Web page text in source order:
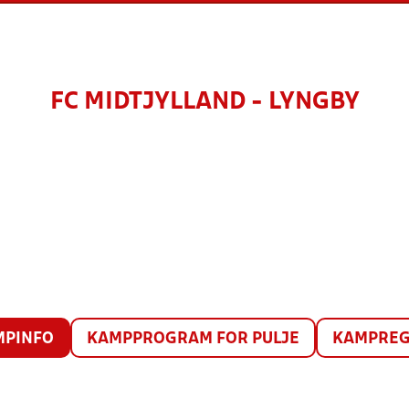
FC MIDTJYLLAND - LYNGBY
KAMPPROGRAM FOR PULJE